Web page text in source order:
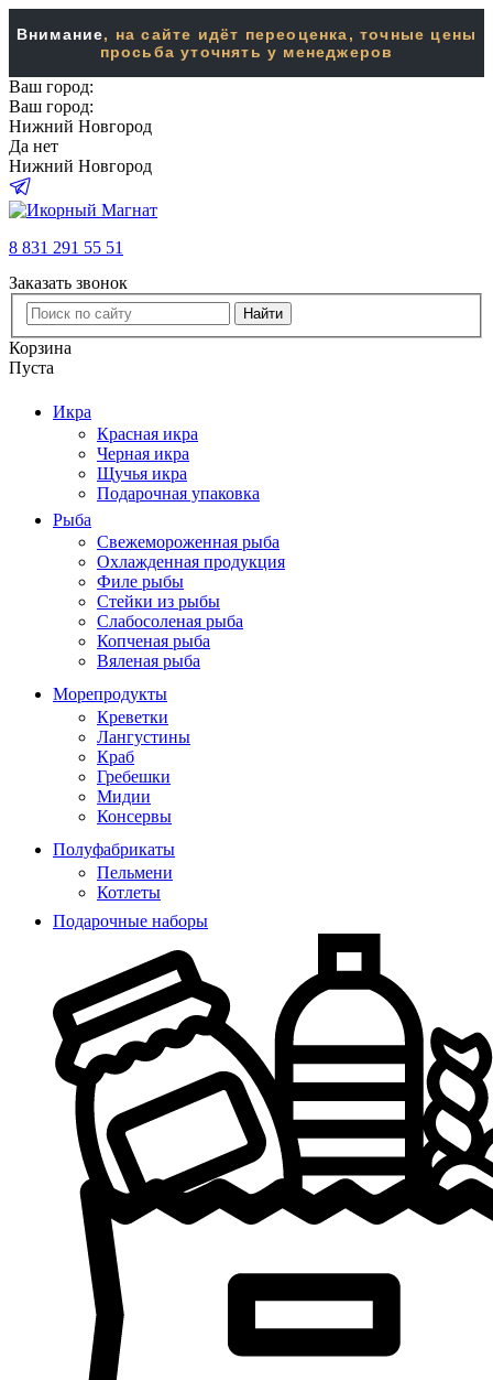
Внимание, на сайте идёт переоценка, точные цены
просьба уточнять у менеджеров
Ваш город:
Ваш город:
Нижний Новгород
Да нет
Нижний Новгород
8 831 291 55 51
Заказать звонок
Найти
Корзина
Пуста
Икра
Красная икра
Черная икра
Щучья икра
Подарочная упаковка
Рыба
Свежемороженная рыба
Охлажденная продукция
Филе рыбы
Стейки из рыбы
Слабосоленая рыба
Копченая рыба
Вяленая рыба
Морепродукты
Креветки
Лангустины
Краб
Гребешки
Мидии
Консервы
Полуфабрикаты
Пельмени
Котлеты
Подарочные наборы